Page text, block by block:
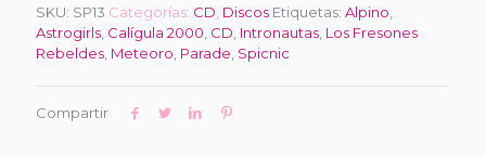
SKU: SP13 Categorías: CD, Discos Etiquetas: Alpino,
Astrogirls, Calígula 2000, CD, Intronautas, Los Fresones
Rebeldes, Meteoro, Parade, Spicnic
Compartir